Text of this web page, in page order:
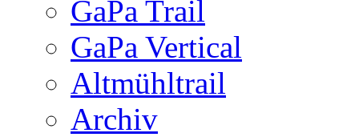
GaPa Trail
GaPa Vertical
Altmühltrail
Archiv